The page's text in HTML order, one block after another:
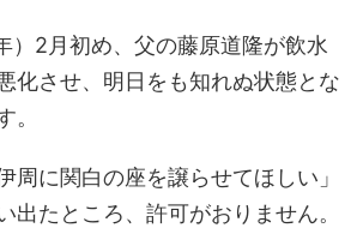
）2月初め、父の藤原道隆が飲水
化させ、明日をも知れぬ状態とな
。
周に関白の座を譲らせてほしい」
出たところ、許可がおりません。